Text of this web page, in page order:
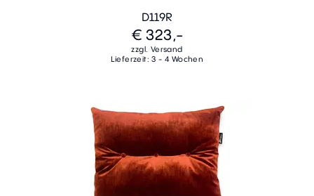
D119R
€ 323,-
zzgl. Versand
Lieferzeit: 3 - 4 Wochen